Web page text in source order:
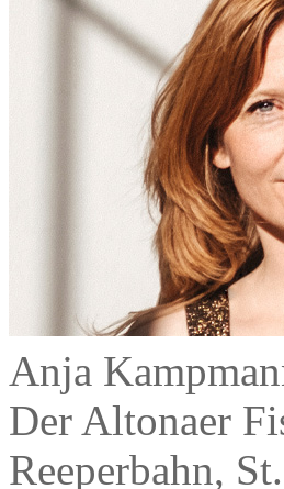
Anja
Der Altonaer
Reeperbahn,